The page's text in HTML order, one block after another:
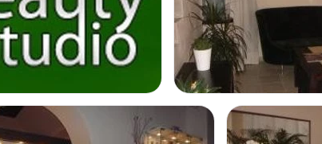
jeden ze 3 programů, přístroj mohou využít navíc
však třeba mít na paměti, že přístroj v některých případech
Lidé s těžkými srdečními problémy, nádorovým
končetin, těhotné ženy či lidé trpící cukrovkou by neměli
Ten se však může odstavit – pak je možné využít